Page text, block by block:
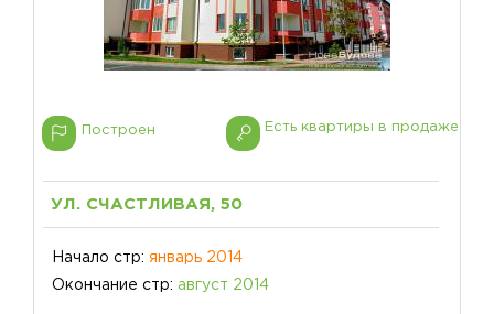
Построен Есть квартиры в продаже
УЛ. СЧАСТЛИВАЯ, 50
Начало стр: январь 2014
Окончание стр: август 2014